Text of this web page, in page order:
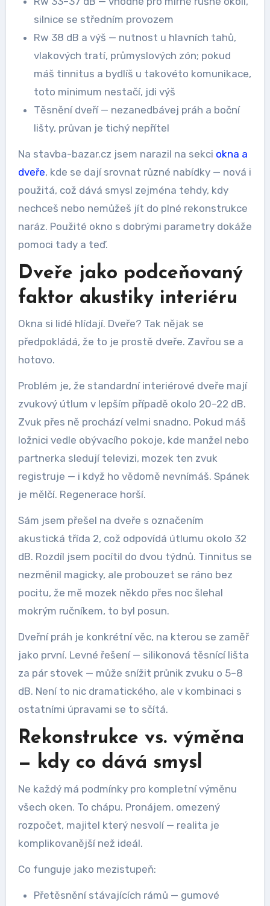
silnice se středním provozem
Rw 38 dB a výš — nutnost u hlavních tahů,
vlakových tratí, průmyslových zón; pokud
máš tinnitus a bydlíš u takovéto komunikace,
toto minimum nestačí, jdi výš
Těsnění dveří — nezanedbávej práh a boční
lišty, průvan je tichý nepřítel
Na stavba-bazar.cz jsem narazil na sekci okna a
dveře, kde se dají srovnat různé nabídky — nová i
použitá, což dává smysl zejména tehdy, kdy
nechceš nebo nemůžeš jít do plné rekonstrukce
naráz. Použité okno s dobrými parametry dokáže
pomoci tady a teď.
Dveře jako podceňovaný
faktor akustiky interiéru
Okna si lidé hlídají. Dveře? Tak nějak se
předpokládá, že to je prostě dveře. Zavřou se a
hotovo.
Problém je, že standardní interiérové dveře mají
zvukový útlum v lepším případě okolo 20–22 dB.
Zvuk přes ně prochází velmi snadno. Pokud máš
ložnici vedle obývacího pokoje, kde manžel nebo
partnerka sledují televizi, mozek ten zvuk
registruje — i když ho vědomě nevnímáš. Spánek
je mělčí. Regenerace horší.
Sám jsem přešel na dveře s označením
akustická třída 2, což odpovídá útlumu okolo 32
dB. Rozdíl jsem pocítil do dvou týdnů. Tinnitus se
nezměnil magicky, ale probouzet se ráno bez
pocitu, že mě mozek někdo přes noc šlehal
mokrým ručníkem, to byl posun.
Dveřní práh je konkrétní věc, na kterou se zaměř
jako první. Levné řešení — silikonová těsnící lišta
za pár stovek — může snížit průnik zvuku o 5–8
dB. Není to nic dramatického, ale v kombinaci s
ostatními úpravami se to sčítá.
Rekonstrukce vs. výměna
— kdy co dává smysl
Ne každý má podmínky pro kompletní výměnu
všech oken. To chápu. Pronájem, omezený
rozpočet, majitel který nesvolí — realita je
komplikovanější než ideál.
Co funguje jako mezistupeň:
Přetěsnění stávajících rámů — gumové